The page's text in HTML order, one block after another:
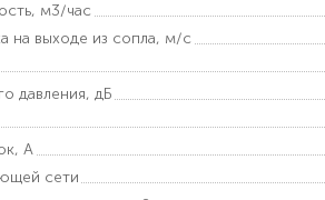
м3/час
на выходе из сопла, м/с
давления, дБ
A
сети